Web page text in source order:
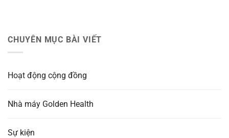
CHUYÊN MỤC BÀI VIẾT
Hoạt động cộng đồng
Nhà máy Golden Health
Sự kiện